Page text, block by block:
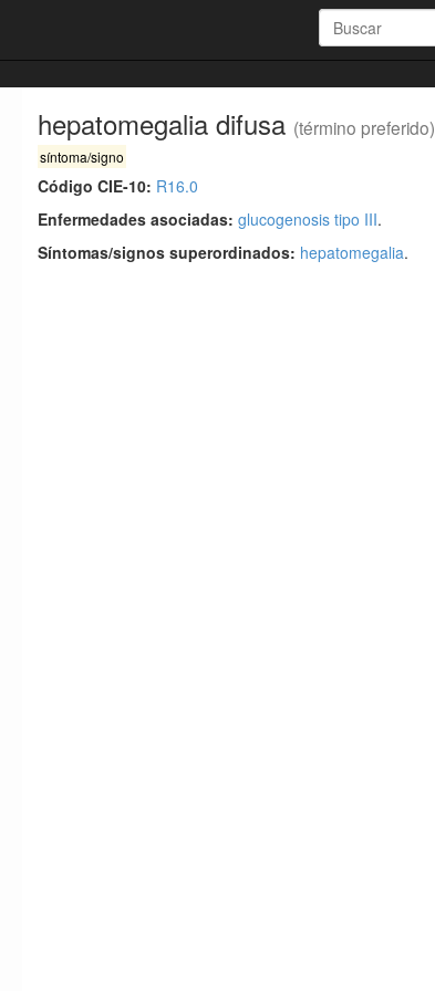
hepatomegalia difusa (término preferido)
síntoma/signo
Código CIE-10: R16.0
Enfermedades asociadas: glucogenosis tipo III.
Síntomas/signos superordinados: hepatomegalia.